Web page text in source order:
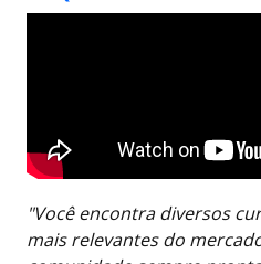
"Você encontra diversos
mais relevantes do